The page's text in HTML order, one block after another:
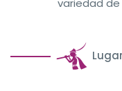
variedad de